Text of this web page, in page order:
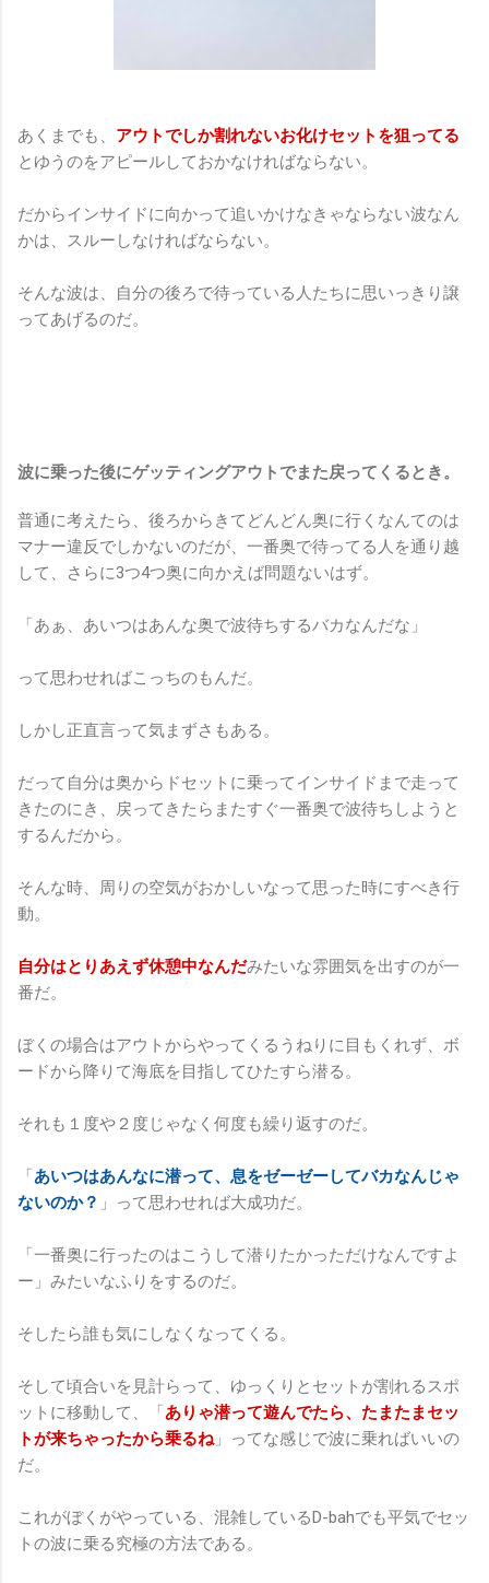
あくまでも、 アウトでしか割れないお化けセットを狙ってる
とゆうのをアピールしておかなければならない。
だからインサイドに向かって追いかけなきゃならない波なん
かは、スルーしなければならない。
そんな波は、自分の後ろで待っている人たちに思いっきり譲
ってあげるのだ。
波に乗った後にゲッティングアウトでまた戻ってくるとき。
普通に考えたら、後ろからきてどんどん奥に行くなんてのは
マナー違反でしかないのだが、一番奥で待ってる人を通り越
して、さらに3つ4つ奥に向かえば問題ないはず。
「あぁ、あいつはあんな奥で波待ちするバカなんだな」
って思わせればこっちのもんだ。
しかし正直言って気まずさもある。
だって自分は奥からドセットに乗ってインサイドまで走って
きたのにき、戻ってきたらまたすぐ一番奥で波待ちしようと
するんだから。
そんな時、周りの空気がおかしいなって思った時にすべき行
動。
自分はとりあえず休憩中なんだみたいな雰囲気を出すのが一
番だ。
ぼくの場合はアウトからやってくるうねりに目もくれず、ボ
ードから降りて海底を目指してひたすら潜る。
それも１度や２度じゃなく何度も繰り返すのだ。
「あいつはあんなに潜って、息をゼーゼーしてバカなんじゃ
ないのか？ 」って思わせれば大成功だ。
「一番奥に行ったのはこうして潜りたかっただけなんですよ
ー」みたいなふりをするのだ。
そしたら誰も気にしなくなってくる。
そして頃合いを見計らって、ゆっくりとセットが割れるスポ
ットに移動して、「ありゃ潜って遊んでたら、たまたまセッ
トが来ちゃったから乗るね」ってな感じで波に乗ればいいの
だ。
これがぼくがやっている、混雑しているD-bahでも平気でセッ
トの波に乗る究極の方法である。